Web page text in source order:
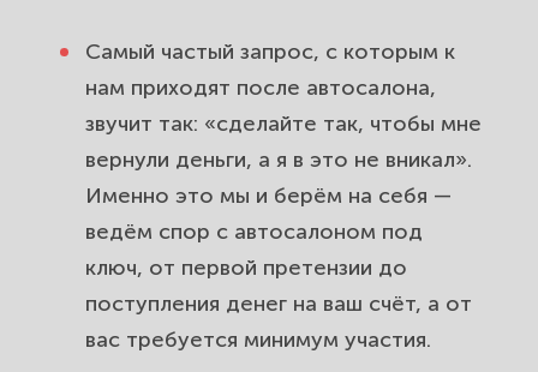
Самый частый запрос, с которым к
нам приходят после автосалона,
звучит так: «сделайте так, чтобы мне
вернули деньги, а я в это не вникал».
Именно это мы и берём на себя —
ведём спор с автосалоном под
ключ, от первой претензии до
поступления денег на ваш счёт, а от
вас требуется минимум участия.